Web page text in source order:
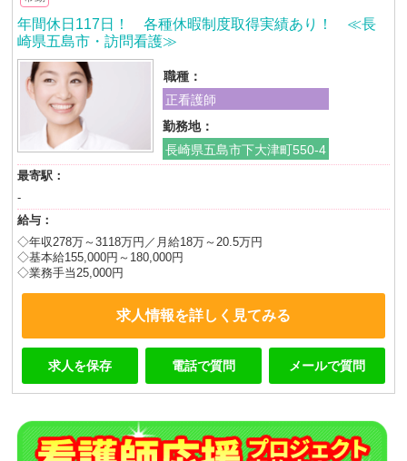
年間休日117日！ 各種休暇制度取得実績あり！ ≪長
崎県五島市・訪問看護≫
職種：
正看護師
勤務地：
長崎県五島市下大津町550-4
最寄駅：
-
給与：
◇年収278万～3118万円／月給18万～20.5万円
◇基本給155,000円～180,000円
◇業務手当25,000円
求人情報を詳しく見てみる
求人を保存 電話で質問 メールで質問